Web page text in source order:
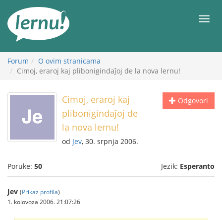
Meni
Forum
O ovim stranicama
Cimoj, eraroj kaj plibonigindaĵoj de la nova lernu!
Odgovori
Cimoj, eraroj kaj
plibonigindaĵoj de
la nova lernu!
od Jev, 30. srpnja 2006.
Poruke: 50 Jezik: Esperanto
Jev (Prikaz profila)
1. kolovoza 2006. 21:07:26